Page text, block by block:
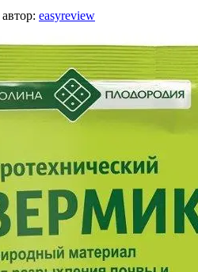
автор: easyreview